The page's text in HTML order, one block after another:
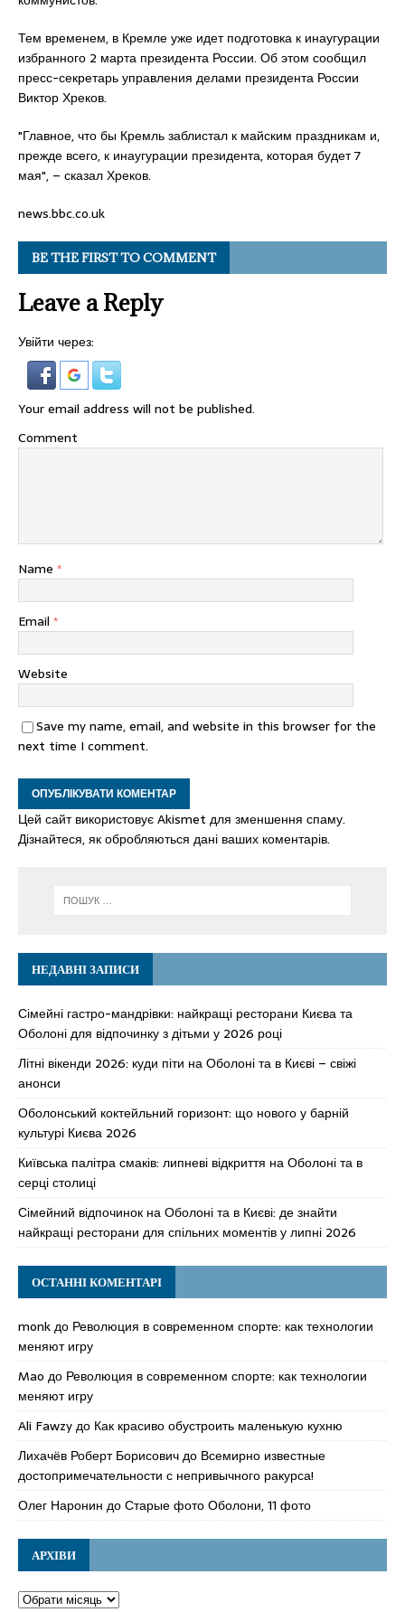
Тем временем, в Кремле уже идет подготовка к инаугурации
избранного 2 марта президента России. Об этом сообщил
пресс-секретарь управления делами президента России
Виктор Хреков.
"Главное, что бы Кремль заблистал к майским праздникам и,
прежде всего, к инаугурации президента, которая будет 7
мая", – сказал Хреков.
news.bbc.co.uk
BE THE FIRST TO COMMENT
Leave a Reply
Увійти через:
Your email address will not be published.
Comment
Name *
Email *
Website
Save my name, email, and website in this browser for the
next time I comment.
Цей сайт використовує Akismet для зменшення спаму.
Дізнайтеся, як обробляються дані ваших коментарів.
НЕДАВНІ ЗАПИСИ
Сімейні гастро-мандрівки: найкращі ресторани Києва та
Оболоні для відпочинку з дітьми у 2026 році
Літні вікенди 2026: куди піти на Оболоні та в Києві – свіжі
анонси
Оболонський коктейльний горизонт: що нового у барній
культурі Києва 2026
Київська палітра смаків: липневі відкриття на Оболоні та в
серці столиці
Сімейний відпочинок на Оболоні та в Києві: де знайти
найкращі ресторани для спільних моментів у липні 2026
ОСТАННІ КОМЕНТАРІ
monkдо Революция в современном спорте: как технологии
меняют игру
Mao до Революция в современном спорте: как технологии
меняют игру
Ali Fawzyдо Как красиво обустроить маленькую кухню
Лихачёв Роберт Борисовичдо Всемирно известные
достопримечательности с непривычного ракурса!
Олег Наронин доСтарые фото Оболони, 11 фото
АРХІВИ